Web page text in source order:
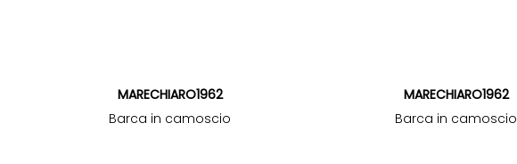
MARECHIARO1962
Barca in camoscio
MARECHIARO1962
Barca in camoscio